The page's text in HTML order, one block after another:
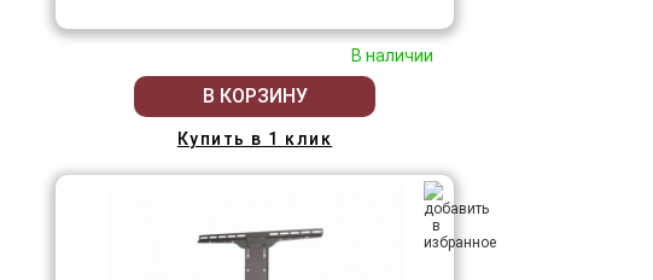
В наличии
В КОРЗИНУ
Купить в 1 клик